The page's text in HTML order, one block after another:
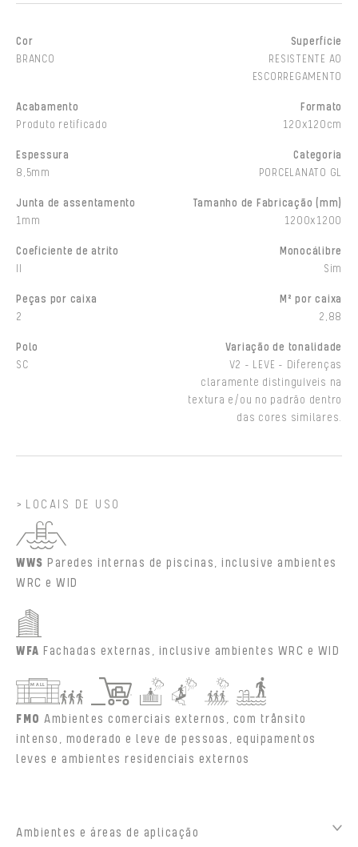
Cor
BRANCO
Superfície
RESISTENTE AO
ESCORREGAMENTO
Acabamento
Produto retificado
Formato
120x120cm
Espessura
8,5mm
Categoria
PORCELANATO GL
Junta de assentamento
1mm
Tamanho de Fabricação (mm)
1200x1200
Coeficiente de atrito
Monocálibre
Sim
Peças por caixa
2
M² por caixa
2,88
Polo
SC
Variação de tonalidade
V2 - LEVE - Diferenças
claramente distinguíveis na
textura e/ou no padrão dentro
das cores similares.
LOCAIS DE USO
WWS Paredes internas de piscinas, inclusive ambientes
WRC e WID
WFA Fachadas externas, inclusive ambientes WRC e WID
FMO Ambientes comerciais externos, com trânsito
intenso, moderado e leve de pessoas, equipamentos
leves e ambientes residenciais externos
Ambientes e áreas de aplicação